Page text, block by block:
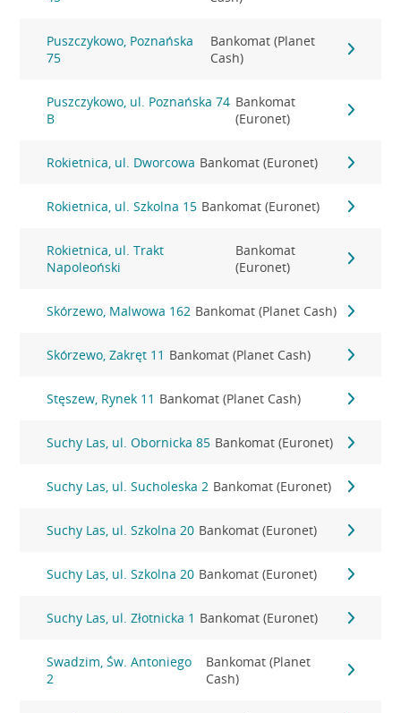
Puszczykowo, Poznańska
75
Bankomat (Planet
Cash)
Puszczykowo, ul. Poznańska 74
B
Bankomat
(Euronet)
Rokietnica, ul. Dworcowa Bankomat (Euronet)
Rokietnica, ul. Szkolna 15 Bankomat (Euronet)
Rokietnica, ul. Trakt
Napoleoński
Bankomat
(Euronet)
Skórzewo, Malwowa 162 Bankomat (Planet Cash)
Skórzewo, Zakręt 11 Bankomat (Planet Cash)
Stęszew, Rynek 11 Bankomat (Planet Cash)
Suchy Las, ul. Obornicka 85 Bankomat (Euronet)
Suchy Las, ul. Sucholeska 2 Bankomat (Euronet)
Suchy Las, ul. Szkolna 20 Bankomat (Euronet)
Suchy Las, ul. Szkolna 20 Bankomat (Euronet)
Suchy Las, ul. Złotnicka 1 Bankomat (Euronet)
Swadzim, Św. Antoniego
2
Bankomat (Planet
Cash)